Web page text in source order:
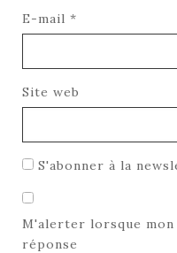
E-mail *
Site web
S'abonner à la
M'alerter lorsque
réponse